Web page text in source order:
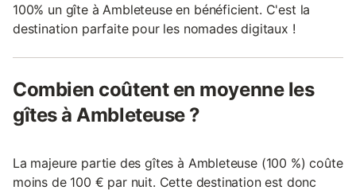
100% un gîte à Ambleteuse en bénéficient. C'est la
destination parfaite pour les nomades digitaux !
Combien coûtent en moyenne les
gîtes à Ambleteuse ?
La majeure partie des gîtes à Ambleteuse (100 %) coûte
moins de 100 € par nuit. Cette destination est donc